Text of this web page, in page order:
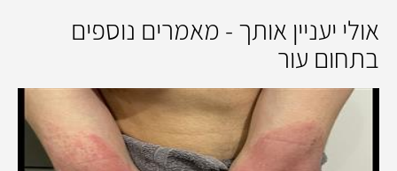
אולי יעניין אותך - מאמרים נוספים
בתחום עור